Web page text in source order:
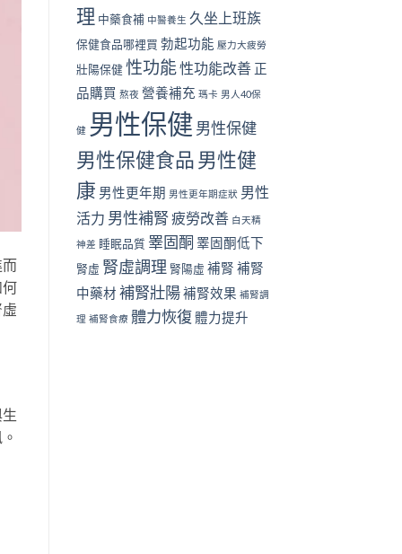
勃
功
能
關
聯〉
中
解
析
尼
古
與
勃
起
能
關
中
市
真
實
案
解
析
肥
與
起
能
的
關
聯〉
中
理 中藥食補 中醫養生 久坐上班族
保健食品哪裡買 勃起功能 壓力大疲勞
壯陽保健 性功能性功能改善 正
品購買 熬夜 營養補充 瑪卡 男人40保
健 男性保健 男性保健
男性保健食品男性健
康 男性更年期 男性更年期症狀 男性
活力 男性補腎疲勞改善 白天精
神差 睡眠品質 睪固酮 睪固酮低下
腎虛 腎虛調理 腎陽虛 補腎 補腎
中藥材 補腎壯陽 補腎效果 補腎調
理 補腎食療 體力恢復 體力提升